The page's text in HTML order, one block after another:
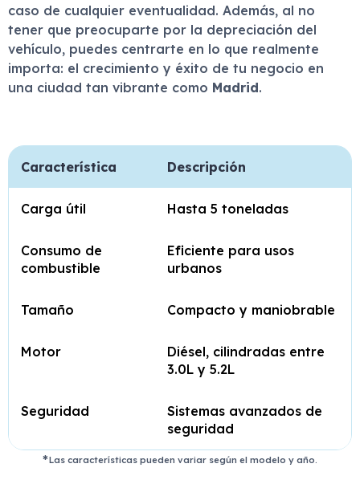
caso de cualquier eventualidad. Además, al no
tener que preocuparte por la depreciación del
vehículo, puedes centrarte en lo que realmente
importa: el crecimiento y éxito de tu negocio en
una ciudad tan vibrante como Madrid.
Característica Descripción
Carga útil Hasta 5 toneladas
Consumo de
combustible
Eficiente para usos
urbanos
Tamaño Compacto y maniobrable
Motor
Diésel, cilindradas entre
3.0L y 5.2L
Seguridad
Sistemas avanzados de
seguridad
Las características pueden variar según el modelo y año.